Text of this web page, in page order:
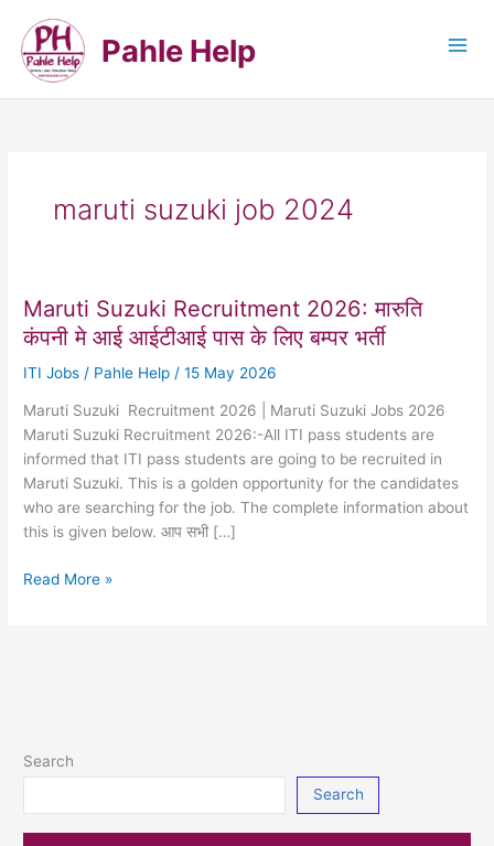
content
Pahle Help
maruti suzuki job 2024
Maruti Suzuki Recruitment 2026: मारुति
कंपनी मे आई आईटीआई पास के लिए बम्पर भर्ती
ITI Jobs / Pahle Help /15 May 2026
Maruti Suzuki Recruitment 2026 | Maruti Suzuki Jobs 2026
Maruti Suzuki Recruitment 2026:-All ITI pass students are
informed that ITI pass students are going to be recruited in
Maruti Suzuki. This is a golden opportunity for the candidates
who are searching for the job. The complete information about
this is given below. आप सभी […]
Maruti
आईटीआई
Read More »
Search
Search